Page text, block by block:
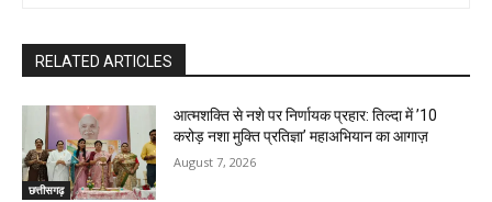
RELATED ARTICLES
छत्तीसगढ़
आत्मशक्ति से नशे पर निर्णायक प्रहार: तिल्दा में ’10
करोड़ नशा मुक्ति प्रतिज्ञा’ महाअभियान का आगाज़
August 7, 2026